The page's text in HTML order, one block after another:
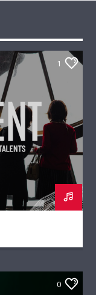
1
0